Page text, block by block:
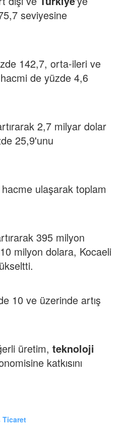
seviyesine
142,7, orta-ileri ve
de yüzde 4,6
2,7 milyar dolar
25,9'unu
ulaşarak toplam
395 milyon
milyon dolara, Kocaeli
10 ve üzerinde artış
üretim, teknoloji
katkısını
Ticaret